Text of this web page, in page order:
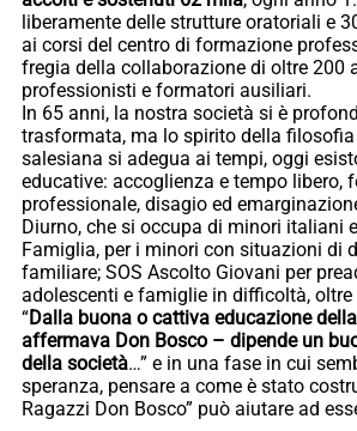
liberamente delle strutture oratoriali e
ai corsi del centro di formazione
fregia della collaborazione di oltre 200
professionisti e formatori ausiliari.
In 65 anni, la nostra società si è
trasformata, ma lo spirito della
salesiana si adegua ai tempi, oggi
educative: accoglienza e tempo libero,
professionale, disagio ed
Diurno, che si occupa di minori italiani
Famiglia, per i minori con situazioni di
familiare; SOS Ascolto Giovani per
adolescenti e famiglie in difficoltà, oltre
“Dalla buona o cattiva educazione
affermava Don Bosco – dipende un
della società…” e in una fase in cui
speranza, pensare a come è stato
Ragazzi Don Bosco” può aiutare ad